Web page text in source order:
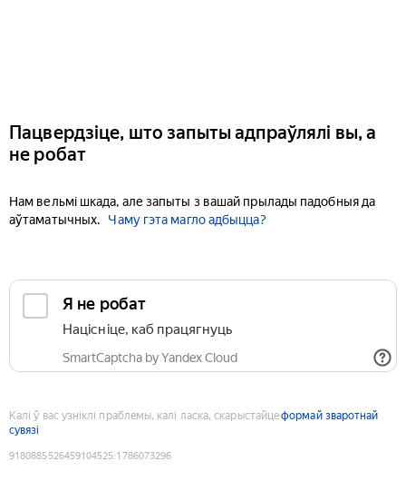
Пацвердзіце, што запыты адпраўлялі вы, а
не робат
Нам вельмі шкада, але запыты з вашай прылады падобныя да
аўтаматычных.
Чаму гэта магло адбыцца?
Я не робат
Націсніце, каб працягнуць
SmartCaptcha by Yandex Cloud
Калі ў вас узніклі праблемы, калі ласка, скарыстайцеформай зваротнай
сувязі
9180885526459104525:1786073296